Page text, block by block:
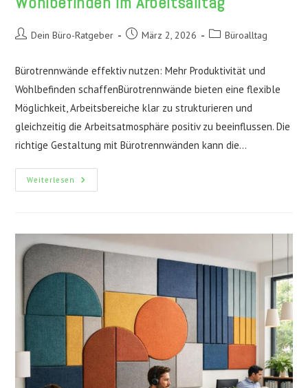
Beitrags-
Dein Büro-Ratgeber
BeitragMärz 2, 2026
Beitrags-
Büroalltag
Bürotrennwände effektiv nutzen: Mehr Produktivität und
Wohlbefinden schaffenBürotrennwände bieten eine flexible
Möglichkeit, Arbeitsbereiche klar zu strukturieren und
gleichzeitig die Arbeitsatmosphäre positiv zu beeinflussen. Die
richtige Gestaltung mit Bürotrennwänden kann die…
Weiterlesen Bürotrennwände
Clever
Produktivität
Und
Wohlbefinden
Arbeitsalltag